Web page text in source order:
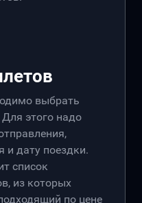
выбрать
этого надо
и дату поездки.
список
из которых
по цене